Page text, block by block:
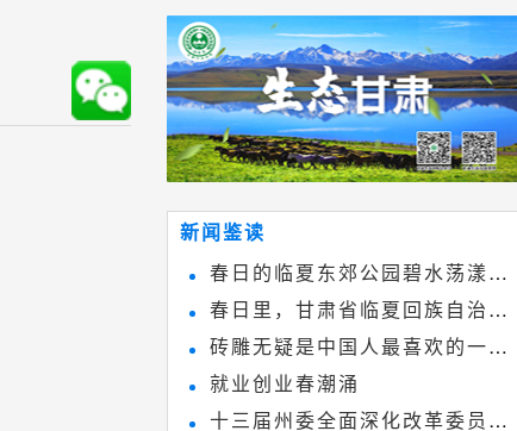
新闻鉴读
春日的临夏东郊公园碧水荡漾、
春花烂漫
春日里，甘肃省临夏回族自治州
境内的刘家峡大桥，壮观美丽!
砖雕无疑是中国人最喜欢的一种
雕刻艺术，它不仅是民间实用美术
就业创业春潮涌
十三届州委全面深化改革委员会